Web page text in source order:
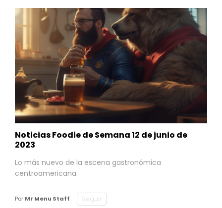
Noticias Foodie de Semana 12 de junio de
2023
Lo más nuevo de la escena gastronómica
centroamericana.
Por Mr Menu Staff Seguir